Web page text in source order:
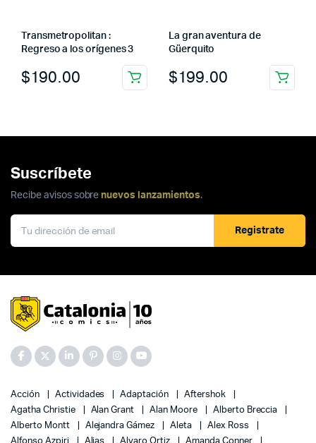
Transmetropolitan :
Regreso a los orígenes 3
$190.00
La gran aventura de
Güerquito
$199.00
Suscríbete
Recibe avisos sobre nuevos lanzamientos.
Registrate
Acción Actividades Adaptación
Aftershok
Agatha Christie
Alan Grant Alan Moore
Alberto Breccia
Alberto Montt
Alejandra Gámez Aleta
Alex Ross
Alfonso Azpiri
Alias Alvaro Ortiz
Amanda Conner